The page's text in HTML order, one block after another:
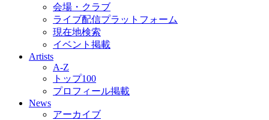
会場・クラブ
ライブ配信プラットフォーム
現在地検索
イベント掲載
Artists
A-Z
トップ100
プロフィール掲載
News
アーカイブ